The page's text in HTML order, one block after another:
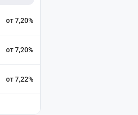
от 7,20%
от 7,20%
от 7,22%